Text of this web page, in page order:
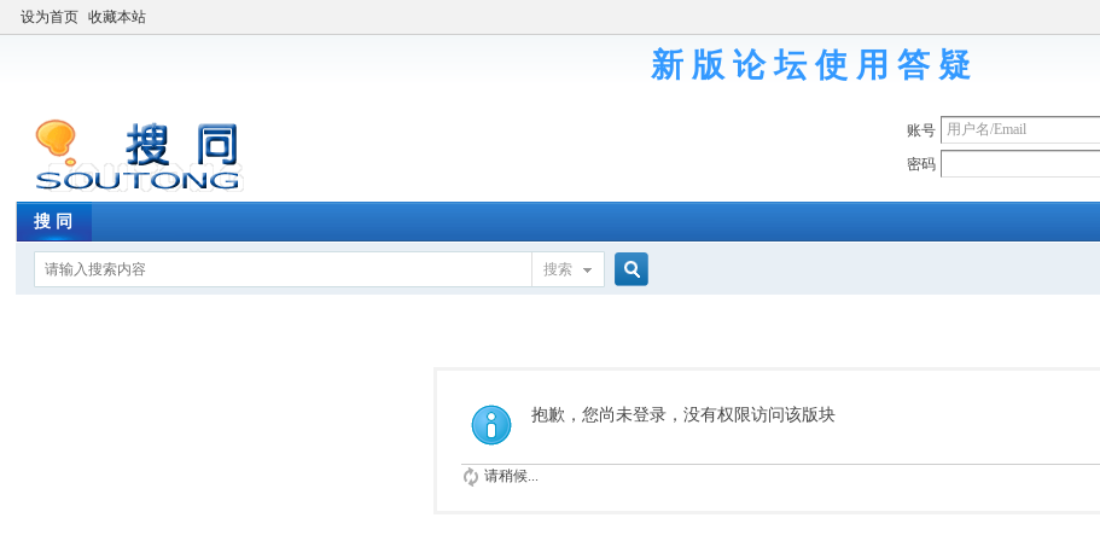
设为首页 收藏本站
新 版 论 坛 使 用 答 疑
账号
密码
搜 同
搜索
索
抱歉，您尚未登录，没有权限访问该版块
请稍候...